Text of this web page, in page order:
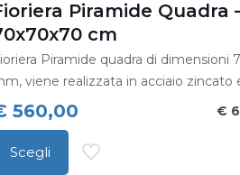
Piramide Quadra
cm
Piramide quadra di dimensioni
viene realizzata in acciaio zincato
560,00 €
Scegli
Questo